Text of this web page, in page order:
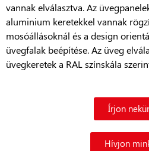
vannak elválasztva. Az
aluminium keretekkel vannak
mosóállásoknál és a design
üvegfalak beépítése. Az üveg
üvegkeretek a RAL színskála
Írjon
Hívjon